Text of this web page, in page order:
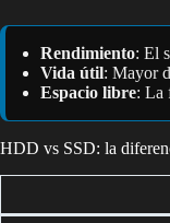
Rendimiento: El
Vida útil: Mayor
Espacio libre: La
HDD vs SSD: la